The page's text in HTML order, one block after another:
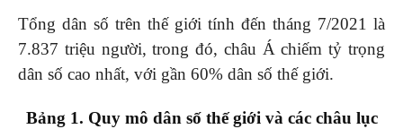
Tổng dân số trên thế giới tính đến tháng 7/2021 là
7.837 triệu người, trong đó, châu Á chiếm tỷ trọng
dân số cao nhất, với gần 60% dân số thế giới.
Bảng 1. Quy mô dân số thế giới và các châu lục